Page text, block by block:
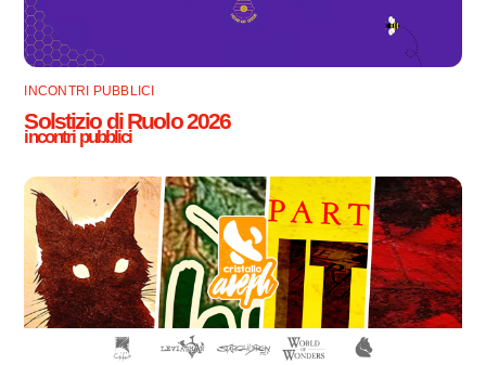
INCONTRI PUBBLICI
Solstizio di Ruolo 2026
incontri pubblici